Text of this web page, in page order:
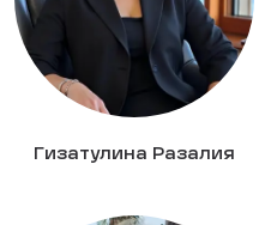
Гизатулина Разалия